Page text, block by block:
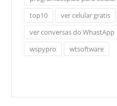
top10
ver celular gratis
ver conversas do WhastApp
wspypro
wtsoftware